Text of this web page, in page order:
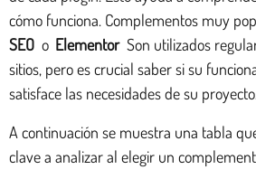
cómo funciona. Complementos muy
SEO o Elementor Son utilizados
sitios, pero es crucial saber si su
satisface las necesidades de su proyecto.
A continuación se muestra una tabla
clave a analizar al elegir un